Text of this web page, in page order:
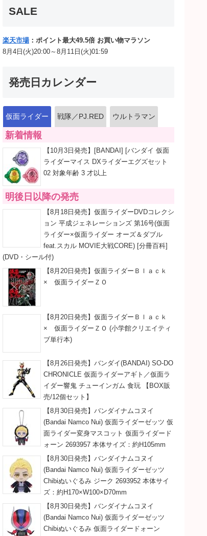
SALE
楽天市場 ：ポイント最大49.5倍 お買い物マラソン
8月4日(火)20:00～8月11日(火)01:59
発売日カレンダー
仮面ライダー 戦隊／PJ.RED ウルトラマン
新着情報
【10月3日発売】[BANDAI] [バンダイ 仮面
ライダーマイス DXライダーエグズセット
02 対象年齢 3 才以上
明後日以降の発売
【8月18日発売】仮面ライダーDVDコレクシ
ョン 平成ジェネレーションズ 第16号(仮面
ライダー×仮面ライダー オーズ＆ダブル
feat.スカル MOVIE大戦CORE) [分冊百科]
(DVD・シール付)
【8月20日発売】仮面ライダーＢｌａｃｋ
× 仮面ライダーＺＯ
【8月20日発売】仮面ライダーＢｌａｃｋ
× 仮面ライダーＺＯ (小学館クリエイティ
ブ単行本)
【8月26日発売】バンダイ(BANDAI) SO-DO
CHRONICLE 仮面ライダーアギト／仮面ラ
イダー響鬼 チューインガム 食玩 【BOX販
売/12個セット】
【8月30日発売】バンダイナムコヌイ
(Bandai Namco Nui) 仮面ライダーゼッツ 仮
面ライダー変身マスコット 仮面ライダード
ォーン 2693957 本体サイズ：約H105mm
【8月30日発売】バンダイナムコヌイ
(Bandai Namco Nui) 仮面ライダーゼッツ
Chibiぬいぐるみ ジーク 2693952 本体サイ
ズ：約H170×W100×D70mm
【8月30日発売】バンダイナムコヌイ
(Bandai Namco Nui) 仮面ライダーゼッツ
Chibiぬいぐるみ 仮面ライダードォーン